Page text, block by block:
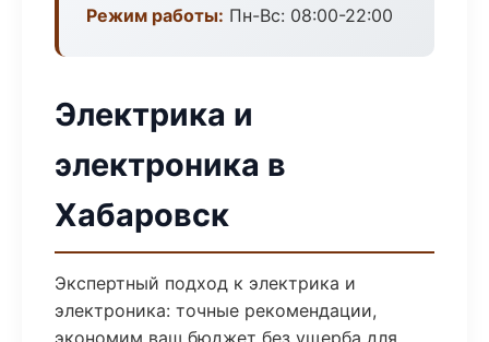
Режим работы: Пн-Вс: 08:00-22:00
Электрика и
электроника в
Хабаровск
Экспертный подход к электрика и
электроника: точные рекомендации,
экономим ваш бюджет без ущерба для